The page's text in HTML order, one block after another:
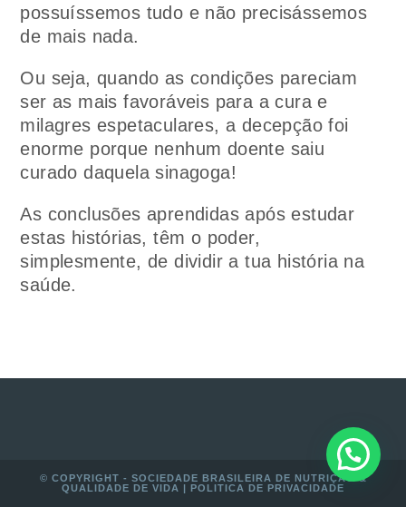
possuíssemos tudo e não precisássemos
de mais nada.
Ou seja, quando as condições pareciam
ser as mais favoráveis para a cura e
milagres espetaculares, a decepção foi
enorme porque nenhum doente saiu
curado daquela sinagoga!
As conclusões aprendidas após estudar
estas histórias, têm o poder,
simplesmente, de dividir a tua história na
saúde.
© COPYRIGHT - SOCIEDADE BRASILEIRA DE NUTRIÇÃO &
QUALIDADE DE VIDA | POLITICA DE PRIVACIDADE